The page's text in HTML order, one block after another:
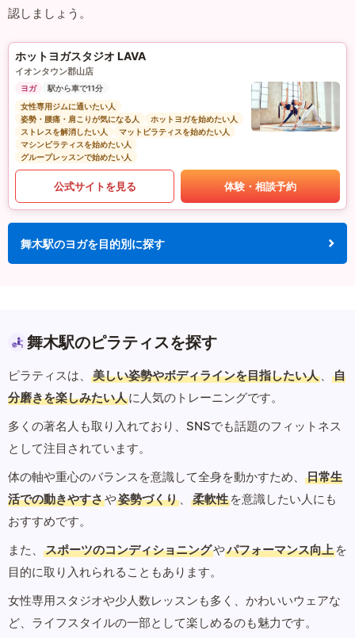
認しましょう。
ホットヨガスタジオ LAVA
イオンタウン郡山店
ヨガ
駅から車で11分
女性専用ジムに通いたい人
姿勢・腰痛・肩こりが気になる人
ホットヨガを始めたい人
ストレスを解消したい人
マットピラティスを始めたい人
マシンピラティスを始めたい人
グループレッスンで始めたい人
公式サイトを見る 体験・相談予約
舞木駅のヨガを目的別に探す
舞木駅のピラティスを探す
ピラティスは、 美しい姿勢やボディラインを目指したい人 、
自
分磨きを楽しみたい人に人気のトレーニングです。
多くの著名人も取り入れており、SNSでも話題のフィットネス
として注目されています。
体の軸や重心のバランスを意識して全身を動かすため、
日常生
活での動きやすさや姿勢づくり 、 柔軟性 を意識したい人にも
おすすめです。
また、
スポーツのコンディショニングやパフォーマンス向上 を
目的に取り入れられることもあります。
女性専用スタジオや少人数レッスンも多く、かわいいウェアな
ど、ライフスタイルの一部として楽しめるのも魅力です。